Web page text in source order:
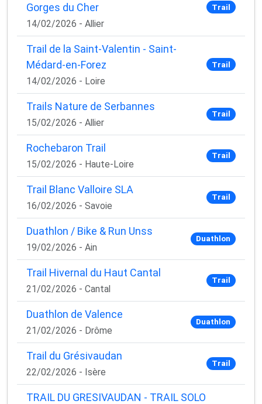
Gorges du Cher
14/02/2026 - Allier
Trail
Trail de la Saint-Valentin - Saint-
Médard-en-Forez
14/02/2026 - Loire
Trail
Trails Nature de Serbannes
15/02/2026 - Allier
Trail
Rochebaron Trail
15/02/2026 - Haute-Loire
Trail
Trail Blanc Valloire SLA
16/02/2026 - Savoie
Trail
Duathlon / Bike & Run Unss
19/02/2026 - Ain
Duathlon
Trail Hivernal du Haut Cantal
21/02/2026 - Cantal
Trail
Duathlon de Valence
21/02/2026 - Drôme
Duathlon
Trail du Grésivaudan
22/02/2026 - Isère
Trail
TRAIL DU GRESIVAUDAN - TRAIL SOLO